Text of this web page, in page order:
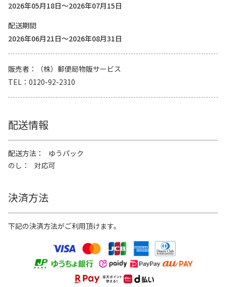
2026年05月18日～2026年07月15日
配送期間
2026年06月21日～2026年08月31日
販売者
（株）郵便局物販サービス
TEL
0120-92-2310
配送情報
配送方法
ゆうパック
のし
対応可
決済方法
下記の決済方法がご利用頂けます。